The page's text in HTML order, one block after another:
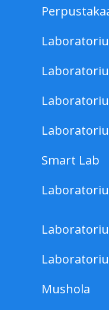
Banten 15810
(021) 55683700
Universitas
Tangerang
Kelurahan
Panongan,
(021)
Smart Lab
Mushola